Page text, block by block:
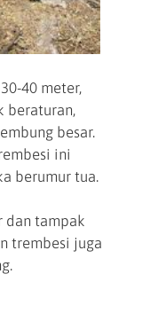
40 meter,
beraturan,
besar.
ini
berumur tua.
dan tampak
trembesi juga